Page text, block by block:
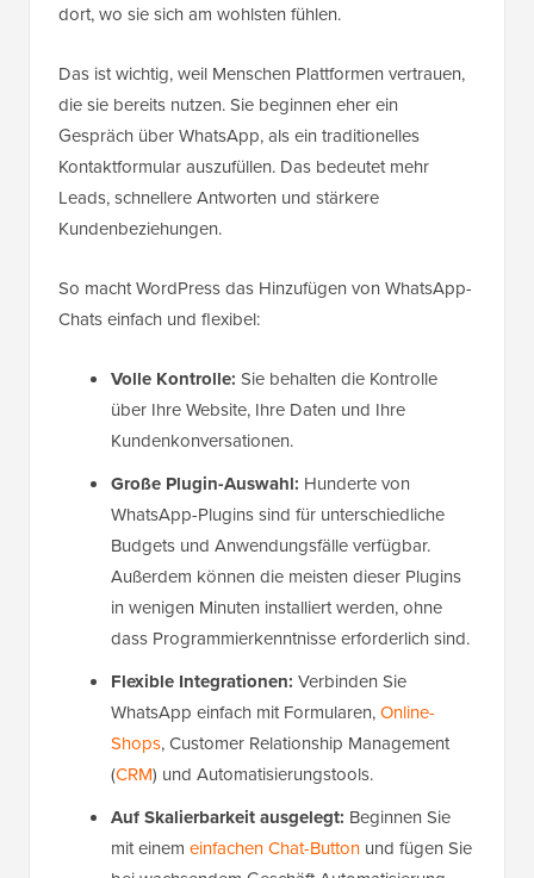
dort, wo sie sich am wohlsten fühlen.
Das ist wichtig, weil Menschen Plattformen vertrauen,
die sie bereits nutzen. Sie beginnen eher ein
Gespräch über WhatsApp, als ein traditionelles
Kontaktformular auszufüllen. Das bedeutet mehr
Leads, schnellere Antworten und stärkere
Kundenbeziehungen.
So macht WordPress das Hinzufügen von WhatsApp-
Chats einfach und flexibel:
Volle Kontrolle: Sie behalten die Kontrolle
über Ihre Website, Ihre Daten und Ihre
Kundenkonversationen.
Große Plugin-Auswahl: Hunderte von
WhatsApp-Plugins sind für unterschiedliche
Budgets und Anwendungsfälle verfügbar.
Außerdem können die meisten dieser Plugins
in wenigen Minuten installiert werden, ohne
dass Programmierkenntnisse erforderlich sind.
Flexible Integrationen: Verbinden Sie
WhatsApp einfach mit Formularen,Online-
Shops, Customer Relationship Management
(CRM) und Automatisierungstools.
Auf Skalierbarkeit ausgelegt: Beginnen Sie
mit einem einfachen Chat-Button und fügen Sie